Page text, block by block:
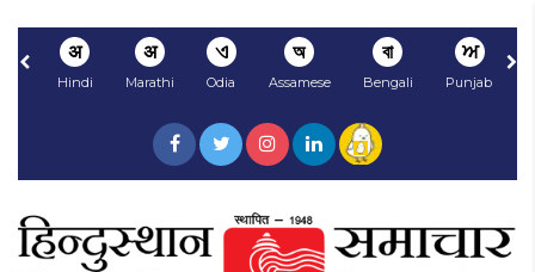
अ
Hindi
अ
Marathi
ଏ
Odia
অ
Assamese
বা
Bengali
ਅ
Punjabi